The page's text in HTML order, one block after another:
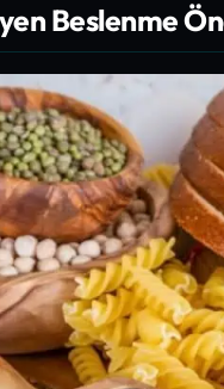
Beslenme